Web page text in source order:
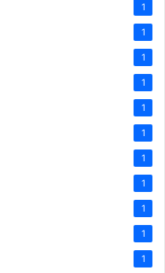
1
1
1
1
1
1
1
1
1
1
1